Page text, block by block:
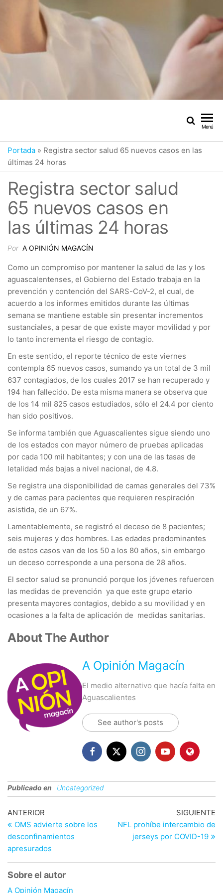
Menú
Portada » Registra sector salud 65 nuevos casos en las
últimas 24 horas
Registra sector salud
65 nuevos casos en
las últimas 24 horas
Por A OPINIÓN MAGACÍN
Como un compromiso por mantener la salud de las y los
aguascalentenses, el Gobierno del Estado trabaja en la
prevención y contención del SARS-CoV-2, el cual, de
acuerdo a los informes emitidos durante las últimas
semana se mantiene estable sin presentar incrementos
sustanciales, a pesar de que existe mayor movilidad y por
lo tanto incrementa el riesgo de contagio.
En este sentido, el reporte técnico de este viernes
contempla 65 nuevos casos, sumando ya un total de 3 mil
637 contagiados, de los cuales 2017 se han recuperado y
194 han fallecido. De esta misma manera se observa que
de los 14 mil 825 casos estudiados, sólo el 24.4 por ciento
han sido positivos.
Se informa también que Aguascalientes sigue siendo uno
de los estados con mayor número de pruebas aplicadas
por cada 100 mil habitantes; y con una de las tasas de
letalidad más bajas a nivel nacional, de 4.8.
Se registra una disponibilidad de camas generales del 73%
y de camas para pacientes que requieren respiración
asistida, de un 67%.
Lamentablemente, se registró el deceso de 8 pacientes;
seis mujeres y dos hombres. Las edades predominantes
de estos casos van de los 50 a los 80 años, sin embargo
un deceso corresponde a una persona de 28 años.
El sector salud se pronunció porque los jóvenes refuercen
las medidas de prevención ya que este grupo etario
presenta mayores contagios, debido a su movilidad y en
ocasiones a la falta de aplicación de medidas sanitarias.
About The Author
A Opinión Magacín
El medio alternativo que hacía falta en
Aguascalientes
See author's posts
Publicado en Uncategorized
Navegación
de
entradas
Entrada
anterior
ANTERIOR
OMS advierte sobre los
desconfinamientos
apresurados
SIGUIENTE
NFL prohíbe intercambio de
jerseys por COVID-19
Sobre el autor
A Opinión Magacín